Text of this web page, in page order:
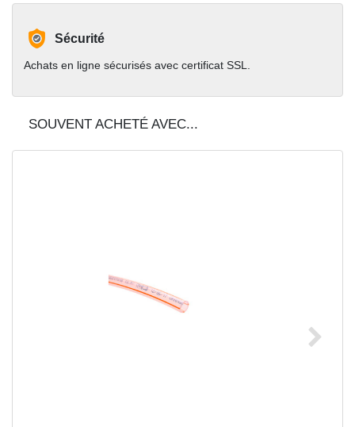
Sécurité
Achats en ligne sécurisés avec certificat SSL.
SOUVENT ACHETÉ AVEC...